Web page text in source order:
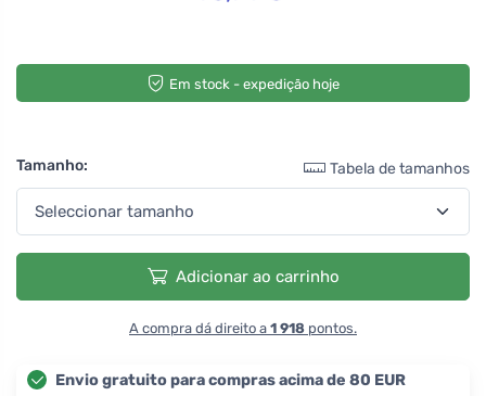
Em stock - expedição hoje
Tamanho: Tabela de tamanhos
Adicionar ao carrinho
A compra dá direito a 1 918 pontos.
Envio gratuito para compras acima de 80 EUR